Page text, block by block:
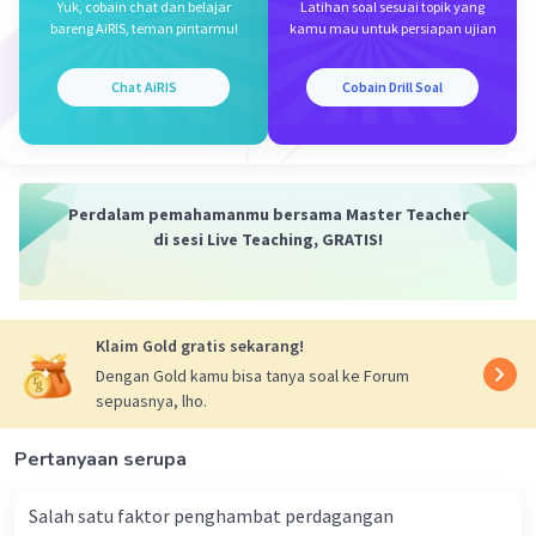
Penjelasan untuk pilihan lainnya:
A. Kurangnya efisiensi dalam
pelaksanaan kegiatan operasional: Ini
untuk dapat beroperasi secara efisien,
jadi tantangan.
C. Penentuan keputusan cepat karena
pemerintahan: Ini tidak selalu benar
karena keputusan di BUMN sering kali
dipengaruhi oleh birokrasi pemerintahan
yang bisa memperlambat proses
pengambilan keputusan.
pemerintah dan swasta
pemerintah, tidak selalu ada jaminan
Yuk, cobain chat dan belajar
bareng AiRIS, teman pintarmu!
Chat AiRIS
Latihan soal sesuai topik yang
kamu mau untuk persiapan ujian
Cobain Drill Soal
Perdalam pemahamanmu bersama Master Teacher
di sesi Live Teaching, GRATIS!
Klaim Gold gratis sekarang!
Dengan Gold kamu bisa tanya soal ke Forum
sepuasnya, lho.
Pertanyaan serupa
Salah satu faktor penghambat perdagangan